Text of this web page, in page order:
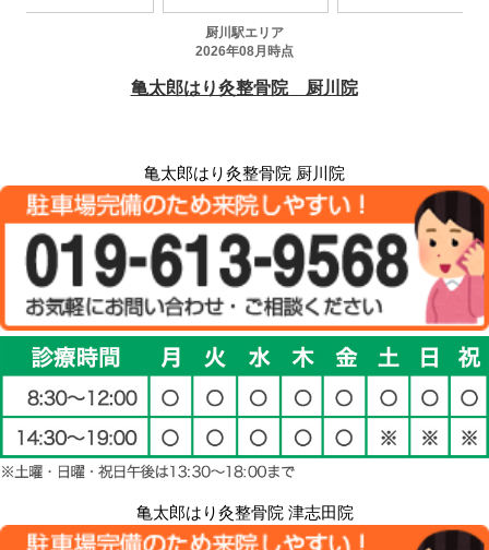
亀太郎はり灸整骨院 厨川院
亀太郎はり灸整骨院 津志田院